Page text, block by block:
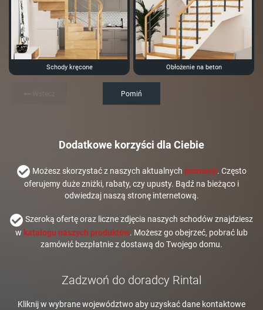
Schody kręcone Obłożenie na beton
Pomiń
Dodatkowe korzyści dla Ciebie
Możesz skorzystać z naszych aktualnych promocji. Często
oferujemy duże zniżki, rabaty, czy upusty. Bądź na bieżąco i
odwiedzaj naszą stronę internetową.
Szeroką ofertę oraz liczne zdjęcia naszych schodów znajdziesz
w katalogu naszych produktów. Możesz go obejrzeć, pobrać lub
zamówić bezpłatnie z dostawą do Twojego domu.
Zadzwoń do doradcy Rintal
Kliknij w wybrane województwo aby uzyskać dane kontaktowe